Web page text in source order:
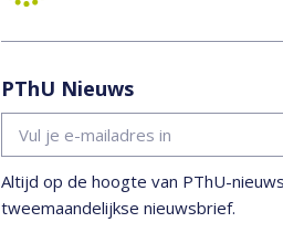
PThU Nieuws
Altijd op de hoogte van PThU-
tweemaandelijkse nieuwsbrief.